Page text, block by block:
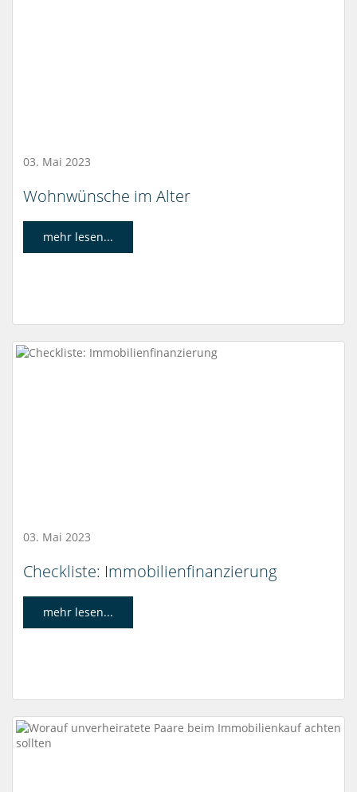
03. Mai 2023
Wohnwünsche im Alter
mehr lesen...
03. Mai 2023
Checkliste: Immobilienfinanzierung
mehr lesen...